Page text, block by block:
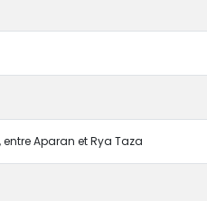
entre Aparan et Rya Taza